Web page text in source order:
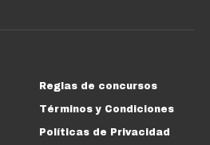
Reglas de concursos
Términos y Condiciones
Políticas de Privacidad